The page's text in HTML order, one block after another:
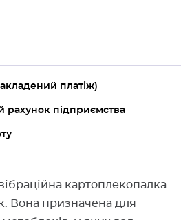
платіж)
рахунок підприємства
картоплекопалка
Вона призначена для